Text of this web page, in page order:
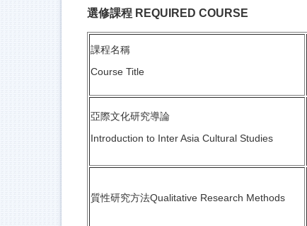
選修課程 REQUIRED COURSE
課程名稱
Course Title
亞際文化研究導論
Introduction to Inter Asia Cultural Studies
質性研究方法Qualitative Research Methods